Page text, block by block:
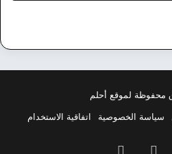
محفوظة لموقع أحلم
سياسة الخصوصية اتفاقية الاستخدام